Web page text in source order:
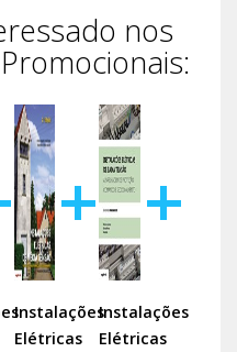
nos
Instalações
Elétricas
Instalações
Elétricas